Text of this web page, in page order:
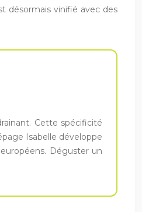
désormais vinifié avec des
Cette spécificité
Isabelle développe
Déguster un